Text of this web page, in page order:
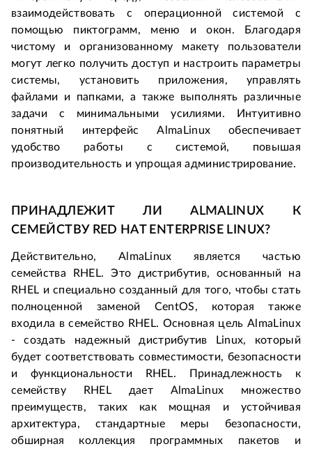
взаимодействовать с операционной системой с
помощью пиктограмм, меню и окон. Благодаря
чистому и организованному макету пользователи
могут легко получить доступ и настроить параметры
системы, установить приложения, управлять
файлами и папками, а также выполнять различные
задачи с минимальными усилиями. Интуитивно
понятный интерфейс AlmaLinux обеспечивает
удобство работы с системой, повышая
производительность и упрощая администрирование.
ПРИНАДЛЕЖИТ ЛИ ALMALINUX К
СЕМЕЙСТВУ RED HAT ENTERPRISE LINUX?
Действительно, AlmaLinux является частью
семейства RHEL. Это дистрибутив, основанный на
RHEL и специально созданный для того, чтобы стать
полноценной заменой CentOS, которая также
входила в семейство RHEL. Основная цель AlmaLinux
- создать надежный дистрибутив Linux, который
будет соответствовать совместимости, безопасности
и функциональности RHEL. Принадлежность к
семейству RHEL дает AlmaLinux множество
преимуществ, таких как мощная и устойчивая
архитектура, стандартные меры безопасности,
обширная коллекция программных пакетов и